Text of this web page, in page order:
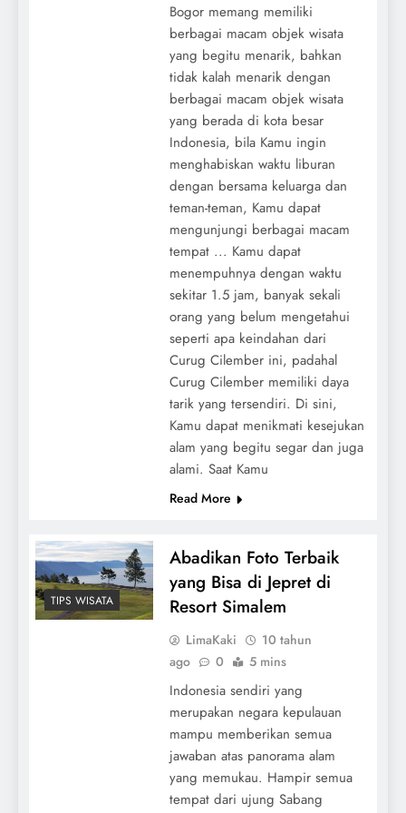
Bogor memang memiliki
berbagai macam objek wisata
yang begitu menarik, bahkan
tidak kalah menarik dengan
berbagai macam objek wisata
yang berada di kota besar
Indonesia, bila Kamu ingin
menghabiskan waktu liburan
dengan bersama keluarga dan
teman-teman, Kamu dapat
mengunjungi berbagai macam
tempat ... Kamu dapat
menempuhnya dengan waktu
sekitar 1.5 jam, banyak sekali
orang yang belum mengetahui
seperti apa keindahan dari
Curug Cilember ini, padahal
Curug Cilember memiliki daya
tarik yang tersendiri. Di sini,
Kamu dapat menikmati kesejukan
alam yang begitu segar dan juga
alami. Saat Kamu
Read More
TIPS WISATA
Abadikan Foto Terbaik
yang Bisa di Jepret di
Resort Simalem
LimaKaki
10 tahun
ago
0 5 mins
Indonesia sendiri yang
merupakan negara kepulauan
mampu memberikan semua
jawaban atas panorama alam
yang memukau. Hampir semua
tempat dari ujung Sabang